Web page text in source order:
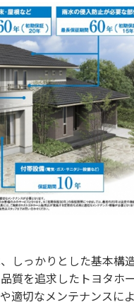
しっかりとした基本構
質を追求したトヨタホ
適切なメンテナンスに